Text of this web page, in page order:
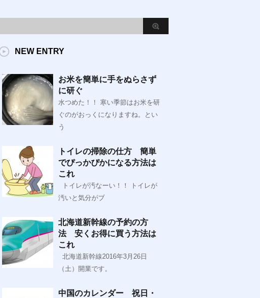
NEW ENTRY
お米を簡単に手をぬらさず
に研ぐ
水つめた！！ 寒い季節はお米を研
ぐのがおっくになりますね。とい
う
トイレの掃除の仕方 簡単
でぴっかぴかになる方法は
これ
トイレが汚なーい！！ トイレが
汚いと気分がブ
北海道新幹線の予約の方
法 安くお得に買う方法は
これ
北海道新幹線2016年3月26日
（土）開業です。
中国のカレンダー 祝日・